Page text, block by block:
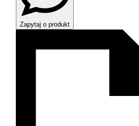
Zapytaj o produkt